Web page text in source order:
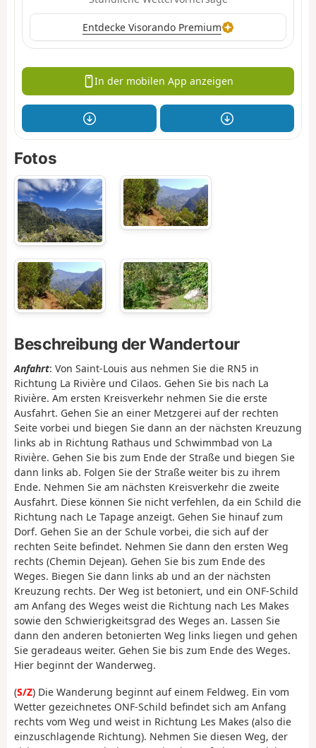
Entdecke Visorando Premium
In der mobilen App anzeigen
Fotos
Beschreibung der Wandertour
Anfahrt: Von Saint-Louis aus nehmen Sie die RN5 in
Richtung La Rivière und Cilaos. Gehen Sie bis nach La
Rivière. Am ersten Kreisverkehr nehmen Sie die erste
Ausfahrt. Gehen Sie an einer Metzgerei auf der rechten
Seite vorbei und biegen Sie dann an der nächsten Kreuzung
links ab in Richtung Rathaus und Schwimmbad von La
Rivière. Gehen Sie bis zum Ende der Straße und biegen Sie
dann links ab. Folgen Sie der Straße weiter bis zu ihrem
Ende. Nehmen Sie am nächsten Kreisverkehr die zweite
Ausfahrt. Diese können Sie nicht verfehlen, da ein Schild die
Richtung nach Le Tapage anzeigt. Gehen Sie hinauf zum
Dorf. Gehen Sie an der Schule vorbei, die sich auf der
rechten Seite befindet. Nehmen Sie dann den ersten Weg
rechts (Chemin Dejean). Gehen Sie bis zum Ende des
Weges. Biegen Sie dann links ab und an der nächsten
Kreuzung rechts. Der Weg ist betoniert, und ein ONF-Schild
am Anfang des Weges weist die Richtung nach Les Makes
sowie den Schwierigkeitsgrad des Weges an. Lassen Sie
dann den anderen betonierten Weg links liegen und gehen
Sie geradeaus weiter. Gehen Sie bis zum Ende des Weges.
Hier beginnt der Wanderweg.
(S/Z) Die Wanderung beginnt auf einem Feldweg. Ein vom
Wetter gezeichnetes ONF-Schild befindet sich am Anfang
rechts vom Weg und weist in Richtung Les Makes (also die
einzuschlagende Richtung). Nehmen Sie diesen Weg, der